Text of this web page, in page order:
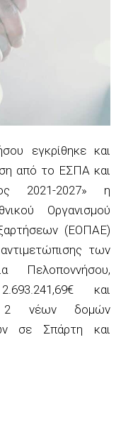
εγκρίθηκε και
από το ΕΣΠΑ και
2021-2027» η
Οργανισμού
(ΕΟΠΑΕ)
των
Πελοποννήσου,
και
2 νέων δομών
σε Σπάρτη και